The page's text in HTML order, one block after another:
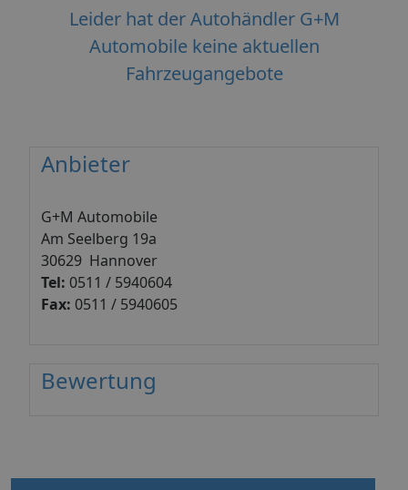
Leider hat der Autohändler G+M
Automobile keine aktuellen
Fahrzeugangebote
Anbieter
G+M Automobile
Am Seelberg 19a
30629 Hannover
Tel: 0511 / 5940604
Fax: 0511 / 5940605
Bewertung